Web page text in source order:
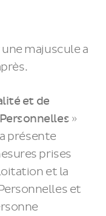
majuscule a
et de
»
présente
prises
et la
et